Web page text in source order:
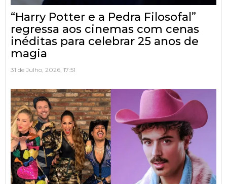
“Harry Potter e a Pedra Filosofal”
regressa aos cinemas com cenas
inéditas para celebrar 25 anos de
magia
31 de Julho, 2026, 17:51